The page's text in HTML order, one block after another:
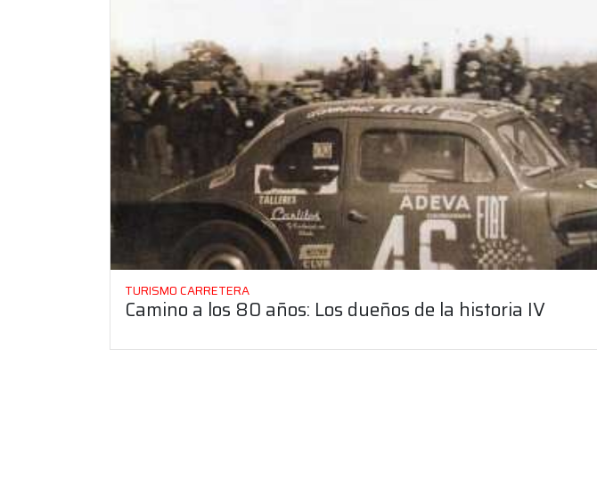
TURISMO CARRETERA
Camino a los 80 años: Los dueños de la historia IV